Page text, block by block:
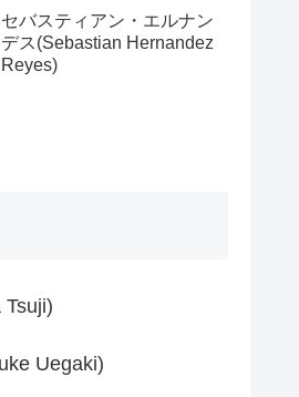
セバスティアン・エルナン
デス(Sebastian Hernandez
Reyes)
Tsuji)
Uegaki)